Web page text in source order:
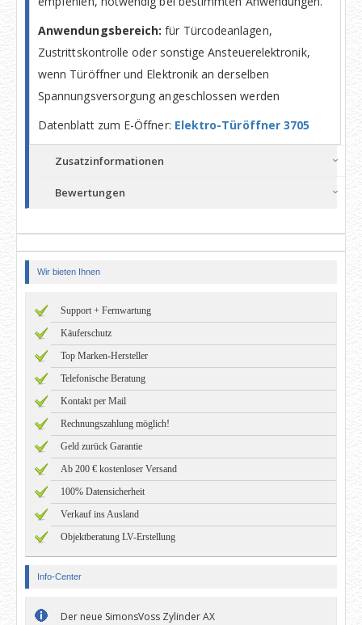
Anwendungsbereich: für Türcodeanlagen,
Zustrittskontrolle oder sonstige Ansteuerelektronik,
wenn Türöffner und Elektronik an derselben
Spannungsversorgung angeschlossen werden
Datenblatt zum E-Öffner: Elektro-Türöffner 3705
Zusatzinformationen
Bewertungen
Wir bieten Ihnen
Support + Fernwartung
Käuferschutz
Top Marken-Hersteller
Telefonische Beratung
Kontakt per Mail
Rechnungszahlung möglich!
Geld zurück Garantie
Ab 200 € kostenloser Versand
100% Datensicherheit
Verkauf ins Ausland
Objektberatung LV-Erstellung
Info-Center
Der neue SimonsVoss Zylinder AX